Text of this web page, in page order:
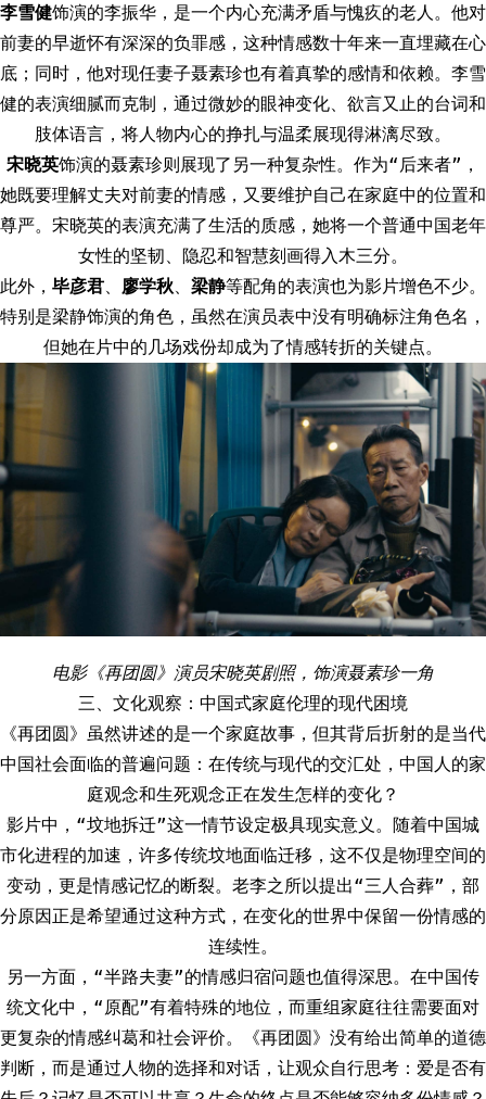
李雪健饰演的李振华，是一个内心充满矛盾与愧疚的老人。他对
前妻的早逝怀有深深的负罪感，这种情感数十年来一直埋藏在心
底；同时，他对现任妻子聂素珍也有着真挚的感情和依赖。李雪
健的表演细腻而克制，通过微妙的眼神变化、欲言又止的台词和
肢体语言，将人物内心的挣扎与温柔展现得淋漓尽致。
宋晓英饰演的聂素珍则展现了另一种复杂性。作为“后来者”，
她既要理解丈夫对前妻的情感，又要维护自己在家庭中的位置和
尊严。宋晓英的表演充满了生活的质感，她将一个普通中国老年
女性的坚韧、隐忍和智慧刻画得入木三分。
此外， 毕彦君 廖学秋 梁静等配角的表演也为影片增色不少。
特别是梁静饰演的角色，虽然在演员表中没有明确标注角色名，
但她在片中的几场戏份却成为了情感转折的关键点。
电影《再团圆》演员宋晓英剧照，饰演聂素珍一角
三、文化观察：中国式家庭伦理的现代困境
《再团圆》虽然讲述的是一个家庭故事，但其背后折射的是当代
中国社会面临的普遍问题：在传统与现代的交汇处，中国人的家
庭观念和生死观念正在发生怎样的变化？
影片中，“坟地拆迁”这一情节设定极具现实意义。随着中国城
市化进程的加速，许多传统坟地面临迁移，这不仅是物理空间的
变动，更是情感记忆的断裂。老李之所以提出“三人合葬”，部
分原因正是希望通过这种方式，在变化的世界中保留一份情感的
连续性。
另一方面，“半路夫妻”的情感归宿问题也值得深思。在中国传
统文化中，“原配”有着特殊的地位，而重组家庭往往需要面对
更复杂的情感纠葛和社会评价。《再团圆》没有给出简单的道德
判断，而是通过人物的选择和对话，让观众自行思考：爱是否有